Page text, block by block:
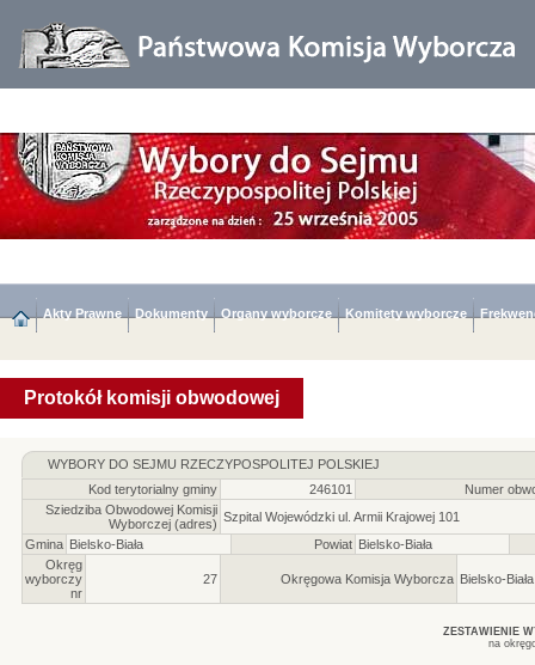
Akty Prawne Dokumenty Organy wyborcze Komitety wyborcze
Protokół komisji obwodowej
WYBORY DO SEJMU RZECZYPOSPOLITEJ POLSKIEJ
Kod terytorialny gminy
246101
Numer
Sziedziba Obwodowej Komisji
Wyborczej (adres) Szpital Wojewódzki ul. Armii Krajowej 101
Gmina Bielsko-Biała Powiat Bielsko-Biała
Okręg
wyborczy
nr
27 Okręgowa Komisja Wyborcza Bielsko-Biała
ZESTAWIENIE
na